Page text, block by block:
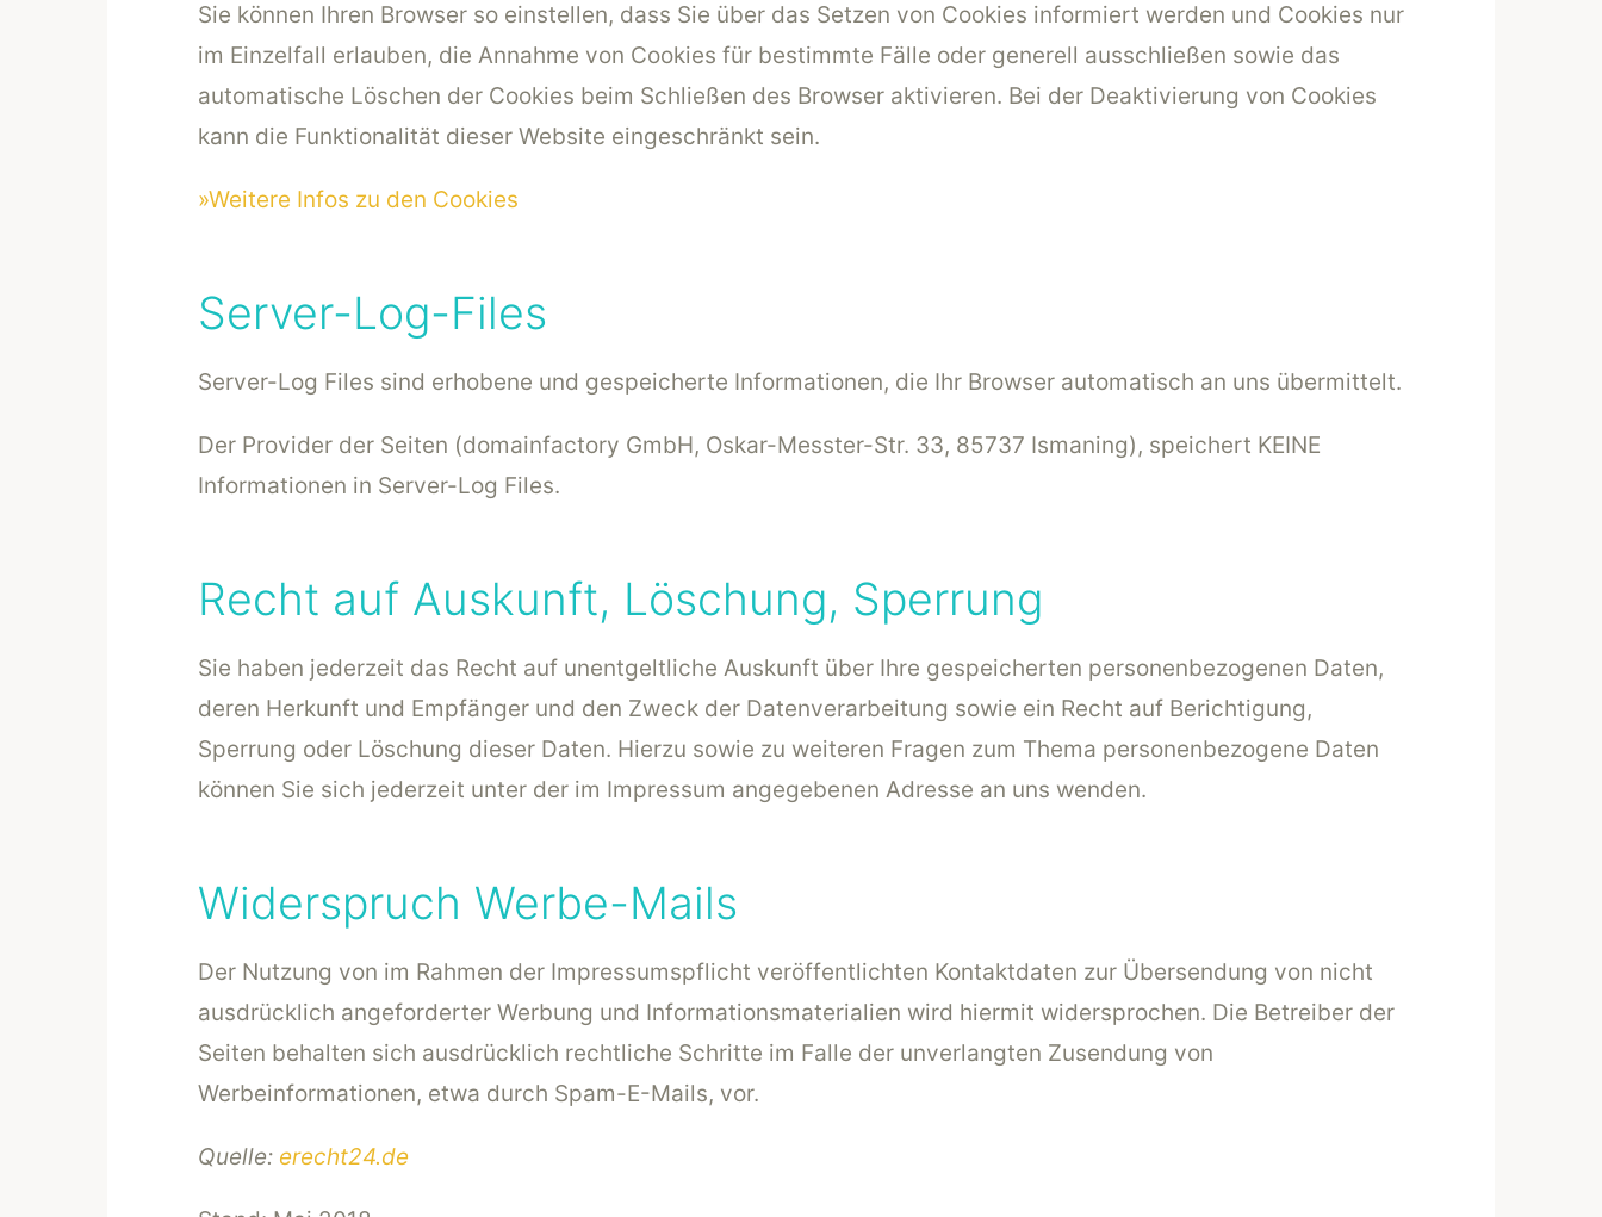
Sie können Ihren Browser so einstellen, dass Sie über das Setzen von Cookies informiert werden und Cookies nur
im Einzelfall erlauben, die Annahme von Cookies für bestimmte Fälle oder generell ausschließen sowie das
automatische Löschen der Cookies beim Schließen des Browser aktivieren. Bei der Deaktivierung von Cookies
kann die Funktionalität dieser Website eingeschränkt sein.
»Weitere Infos zu den Cookies
Server-Log-Files
Server-Log Files sind erhobene und gespeicherte Informationen, die Ihr Browser automatisch an uns übermittelt.
Der Provider der Seiten (domainfactory GmbH, Oskar-Messter-Str. 33, 85737 Ismaning), speichert KEINE
Informationen in Server-Log Files.
Recht auf Auskunft, Löschung, Sperrung
Sie haben jederzeit das Recht auf unentgeltliche Auskunft über Ihre gespeicherten personenbezogenen Daten,
deren Herkunft und Empfänger und den Zweck der Datenverarbeitung sowie ein Recht auf Berichtigung,
Sperrung oder Löschung dieser Daten. Hierzu sowie zu weiteren Fragen zum Thema personenbezogene Daten
können Sie sich jederzeit unter der im Impressum angegebenen Adresse an uns wenden.
Widerspruch Werbe-Mails
Der Nutzung von im Rahmen der Impressumspflicht veröffentlichten Kontaktdaten zur Übersendung von nicht
ausdrücklich angeforderter Werbung und Informationsmaterialien wird hiermit widersprochen. Die Betreiber der
Seiten behalten sich ausdrücklich rechtliche Schritte im Falle der unverlangten Zusendung von
Werbeinformationen, etwa durch Spam-E-Mails, vor.
Quelle: erecht24.de